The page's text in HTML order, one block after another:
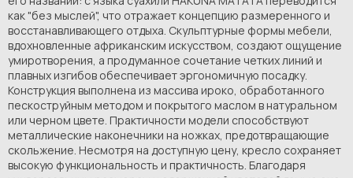
как "без мыслей", что отражает концепцию размеренного и
восстанавливающего отдыха. Скульптурные формы мебели,
вдохновленные африканским искусством, создают ощущение
умиротворения, а продуманное сочетание четких линий и
плавных изгибов обеспечивает эргономичную посадку.
Конструкция выполнена из массива ироко, обработанного
пескоструйным методом и покрытого маслом в натуральном
или черном цвете. Практичности модели способствуют
металлические наконечники на ножках, предотвращающие
скольжение. Несмотря на доступную цену, кресло сохраняет
высокую функциональность и практичность. Благодаря